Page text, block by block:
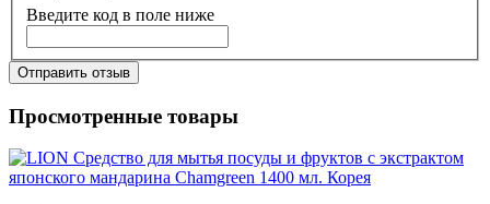
Введите код в поле ниже
Отправить отзыв
Просмотренные товары